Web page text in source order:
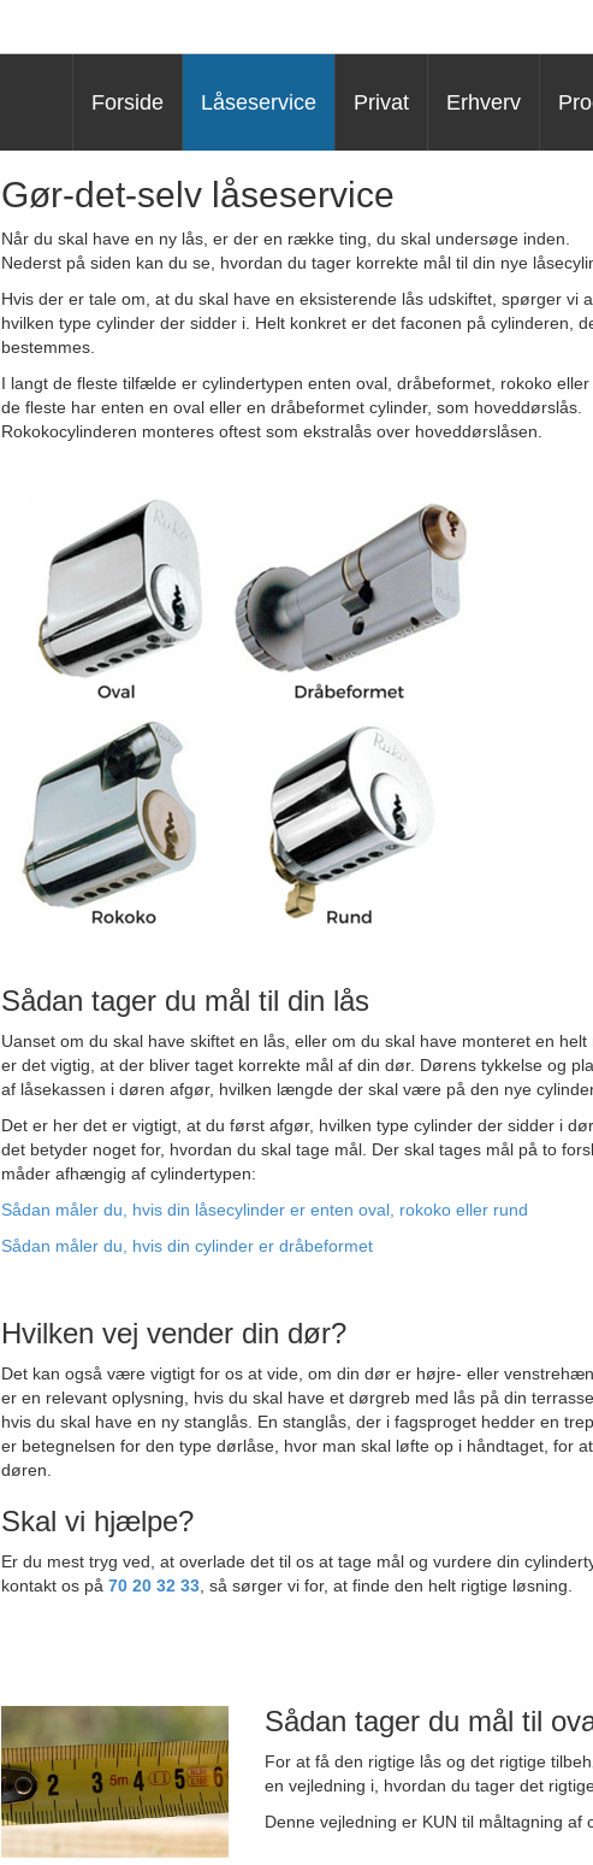
Forside Låseservice Privat Erhverv
Gør-det-selv låseservice
Når du skal have en ny lås, er der en række ting, du skal undersøge inden.
Nederst på siden kan du se, hvordan du tager korrekte mål til din nye
Hvis der er tale om, at du skal have en eksisterende lås udskiftet, spørger vi
hvilken type cylinder der sidder i. Helt konkret er det faconen på cylinderen,
bestemmes.
I langt de fleste tilfælde er cylindertypen enten oval, dråbeformet, rokoko eller
de fleste har enten en oval eller en dråbeformet cylinder, som hoveddørslås.
Rokokocylinderen monteres oftest som ekstralås over hoveddørslåsen.
Sådan tager du mål til din lås
Uanset om du skal have skiftet en lås, eller om du skal have monteret en helt
er det vigtig, at der bliver taget korrekte mål af din dør. Dørens tykkelse og
af låsekassen i døren afgør, hvilken længde der skal være på den nye
Det er her det er vigtigt, at du først afgør, hvilken type cylinder der sidder i
det betyder noget for, hvordan du skal tage mål. Der skal tages mål på to
måder afhængig af cylindertypen:
Sådan måler du, hvis din låsecylinder er enten oval, rokoko eller rund
Sådan måler du, hvis din cylinder er dråbeformet
Hvilken vej vender din dør?
Det kan også være vigtigt for os at vide, om din dør er højre- eller
er en relevant oplysning, hvis du skal have et dørgreb med lås på din
hvis du skal have en ny stanglås. En stanglås, der i fagsproget hedder en
er betegnelsen for den type dørlåse, hvor man skal løfte op i håndtaget, for
døren.
Skal vi hjælpe?
Er du mest tryg ved, at overlade det til os at tage mål og vurdere din
kontakt os på 70 20 32 33, så sørger vi for, at finde den helt rigtige løsning.
Sådan tager du mål til
For at få den rigtige lås og det rigtige
en vejledning i, hvordan du tager det
Denne vejledning er KUN til måltagning af